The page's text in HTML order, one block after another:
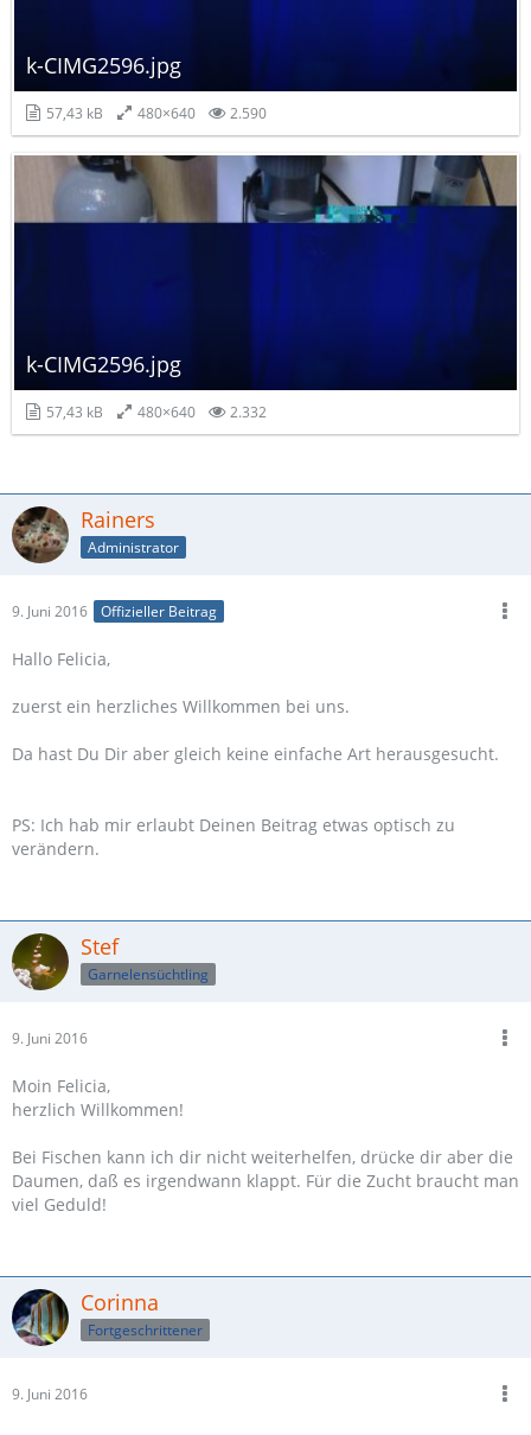
k-CIMG2596.jpg
57,43 kB 480×640 2.590
k-CIMG2596.jpg
57,43 kB 480×640 2.332
Rainers
Administrator
9. Juni 2016 Offizieller Beitrag
Hallo Felicia,
zuerst ein herzliches Willkommen bei uns.
Da hast Du Dir aber gleich keine einfache Art herausgesucht.
PS: Ich hab mir erlaubt Deinen Beitrag etwas optisch zu
verändern.
Stef
Garnelensüchtling
9. Juni 2016
Moin Felicia,
herzlich Willkommen!
Bei Fischen kann ich dir nicht weiterhelfen, drücke dir aber die
Daumen, daß es irgendwann klappt. Für die Zucht braucht man
viel Geduld!
Corinna
Fortgeschrittener
9. Juni 2016